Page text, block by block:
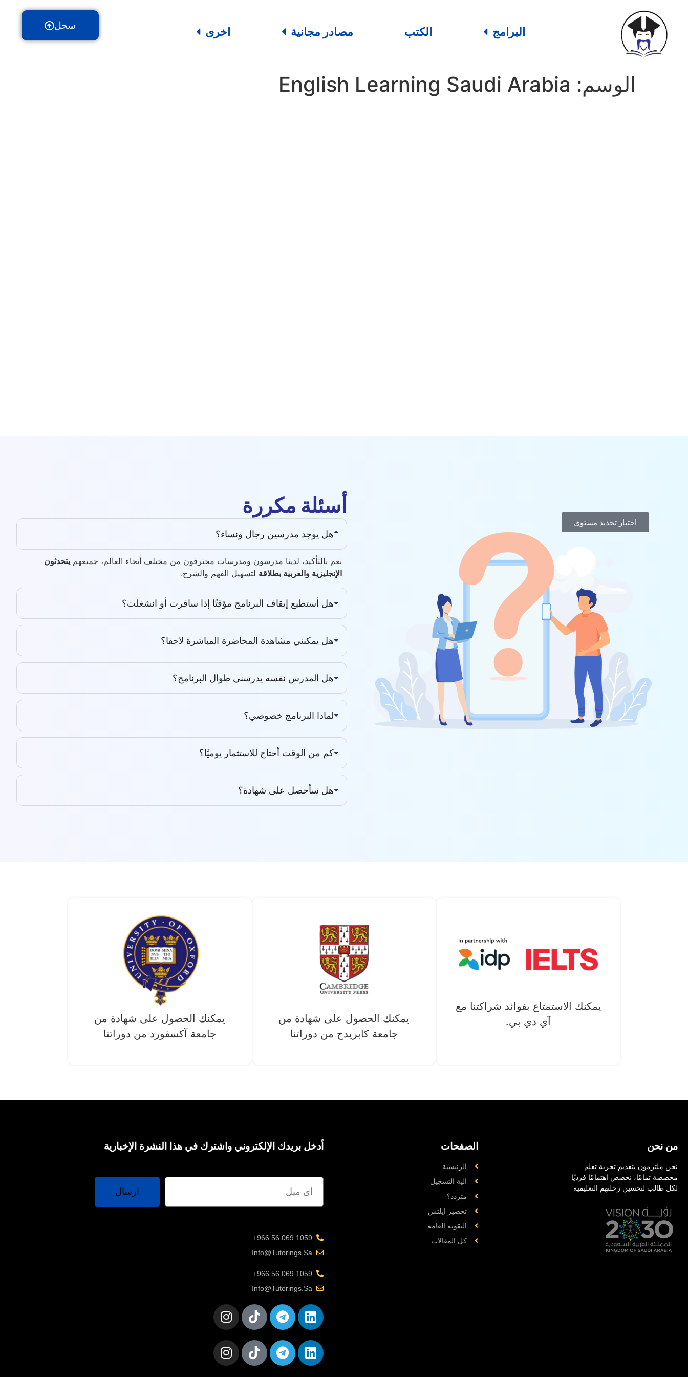
البرامج الكتب مصادر مجانية اخرى سجل
اختبار تحديد مستوى
الوسم: English Learning Saudi Arabia
أسئلة مكررة
هل يوجد مدرسين رجال ونساء؟
نعم بالتأكيد، لدينا مدرسون ومدرسات محترفون من مختلف أنحاء العالم، جميعهم يتحدثون
الإنجليزية والعربية بطلاقة لتسهيل الفهم والشرح.
هل أستطيع إيقاف البرنامج مؤقتًا إذا سافرت أو انشغلت؟
هل يمكنني مشاهدة المحاضرة المباشرة لاحقا؟
هل المدرس نفسه يدرسني طوال البرنامج؟
لماذا البرنامج خصوصي؟
كم من الوقت أحتاج للاستثمار يوميًا؟
هل سأحصل على شهادة؟
يمكنك الاستمتاع بفوائد شراكتنا مع
آي دي بي.
يمكنك الحصول على شهادة من
جامعة كابريدج من دوراتنا
يمكنك الحصول على شهادة من
جامعة آکسفورد من دوراتنا
من نحن
نحن ملتزمون بتقديم تجربة تعلم
مخصصة تمامًا، نخصص اهتمامًا فرديًا
لكل طالب لتحسين رحلتهم التعليمية
الصفحات
الرئيسية
الية التسجيل
متردد؟
تحضیر ایلتس
التقوية العامة
کل المقالات
أدخل بريدك الإلكتروني واشترك في هذا النشرة الإخبارية
ارسال
1059 069 56 966+
Info@tutorings.sa
1059 069 56 966+
Info@tutorings.sa